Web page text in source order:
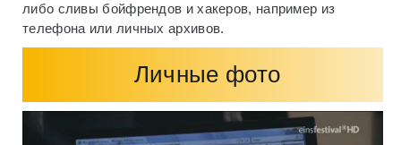
либо сливы бойфрендов и хакеров, например из
телефона или личных архивов.
Личные фото